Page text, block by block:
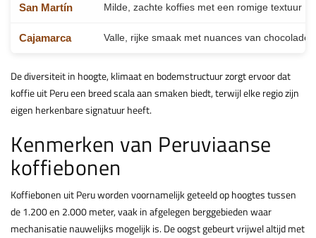
San Martín Milde, zachte koffies met een romige textuur
Cajamarca Valle, rijke smaak met nuances van chocolade
De diversiteit in hoogte, klimaat en bodemstructuur zorgt ervoor dat
koffie uit Peru een breed scala aan smaken biedt, terwijl elke regio zijn
eigen herkenbare signatuur heeft.
Kenmerken van Peruviaanse
koffiebonen
Koffiebonen uit Peru worden voornamelijk geteeld op hoogtes tussen
de 1.200 en 2.000 meter, vaak in afgelegen berggebieden waar
mechanisatie nauwelijks mogelijk is. De oogst gebeurt vrijwel altijd met